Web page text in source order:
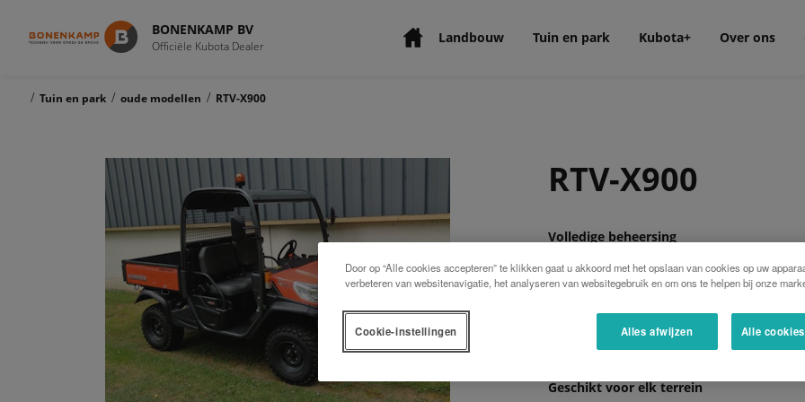
BONENKAMP BV
Officiële Kubota Dealer Landbouw Tuin en park Kubota+ Over ons
/ Tuin en park / oude modellen / RTV-X900
RTV-X900
Volledige beheersing
De hydrostatische continu variabele
vernieuwend en levert zelfs in de
het afdalen staat deze garant voor een
motorrem. In normale omstandigheden
over, waardoor een trekvermogen tot 1 ton
Geschikt voor elk terrein
Door op “Alle cookies accepteren” te klikken gaat u akkoord met het opslaan van cookies op uw
verbeteren van websitenavigatie, het analyseren van websitegebruik en om ons te helpen bij onze
Alles afwijzen Alle
Cookie-instellingen